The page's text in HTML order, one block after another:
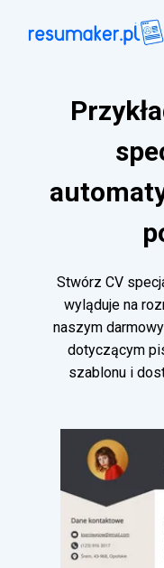
Stwórz CV
wyląduje na
naszym
dotyczącym
szablonu i